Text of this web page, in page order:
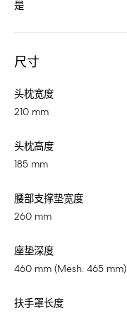
是
尺寸
头枕宽度
210 mm
头枕高度
185 mm
腰部支撑垫宽度
260 mm
座垫深度
460 mm (Mesh: 465 mm)
扶手罩长度